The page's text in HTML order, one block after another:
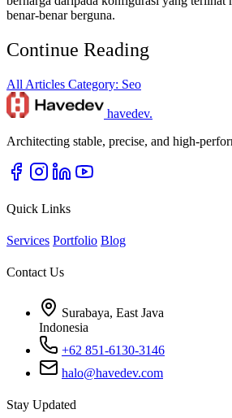
benar-benar berguna.
Continue Reading
All Articles Category: Seo
havedev.
Architecting stable, precise, and high-
Quick Links
Services Portfolio Blog
Contact Us
Surabaya, East Java
Indonesia
+62 851-6130-3146
halo@havedev.com
Stay Updated